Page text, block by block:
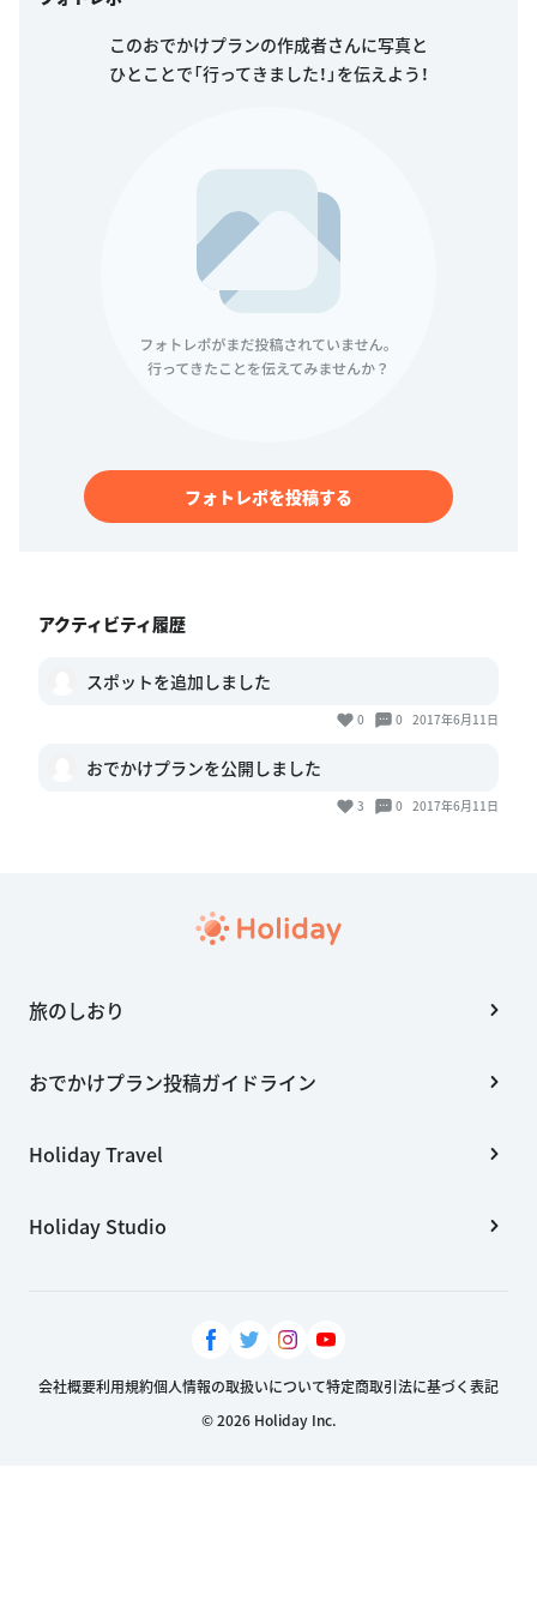
このおでかけプランの作成者さんに写真と
ひとことで「行ってきました！」を伝えよう！
フォトレポを投稿する
アクティビティ履歴
スポットを追加しました
0 0 2017年6月11日
おでかけプランを公開しました
3 0 2017年6月11日
旅のしおり
おでかけプラン投稿ガイドライン
Holiday Travel
Holiday Studio
会社概要利用規約個人情報の取扱いについて特定商取引法に基づく表記
© 2026 Holiday Inc.